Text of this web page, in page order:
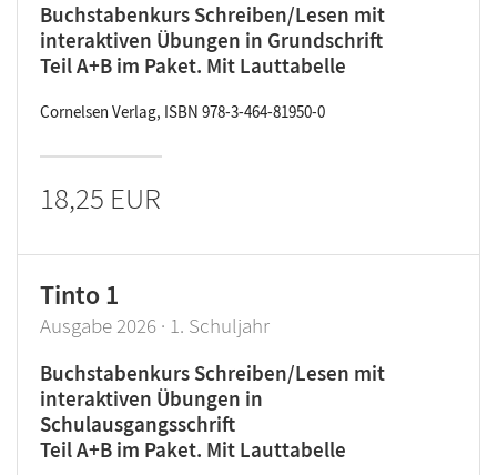
Buchstabenkurs Schreiben/Lesen mit
interaktiven Übungen in Grundschrift
Teil A+B im Paket. Mit Lauttabelle
Cornelsen Verlag, ISBN 978-3-464-81950-0
18,25 EUR
Tinto 1
Ausgabe 2026 · 1. Schuljahr
Buchstabenkurs Schreiben/Lesen mit
interaktiven Übungen in
Schulausgangsschrift
Teil A+B im Paket. Mit Lauttabelle